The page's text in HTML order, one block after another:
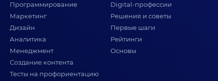
Программирование
Маркетинг
Дизайн
Аналитика
Менеджмент
Создание контента
Тесты на профориентацию
Digital-профессии
Решения и советы
Первые шаги
Рейтинги
Основы